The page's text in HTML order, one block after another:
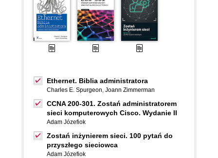
Ethernet. Biblia administratora
Charles E. Spurgeon, Joann Zimmerman
CCNA 200-301. Zostań administratorem
sieci komputerowych Cisco. Wydanie II
Adam Józefiok
Zostań inżynierem sieci. 100 pytań do
przyszłego sieciowca
Adam Józefiok